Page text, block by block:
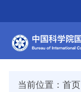
当前位置： 首页